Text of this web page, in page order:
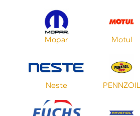
Mopar Motul
Neste PENNZOIL